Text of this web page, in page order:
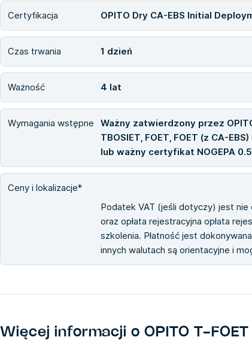
Certyfikacja OPITO Dry CA-EBS Initial
Czas trwania 1 dzień
Ważność 4 lat
Wymagania wstępne
Ważny zatwierdzony przez
TBOSIET, FOET, FOET (z CA-
lub ważny certyfikat NOGEPA
Ceny i lokalizacje*
Podatek VAT (jeśli dotyczy) jest nie
oraz opłata rejestracyjna opłata
szkolenia. Płatność jest
innych walutach są orientacyjne i
Więcej informacji oOPITO T-